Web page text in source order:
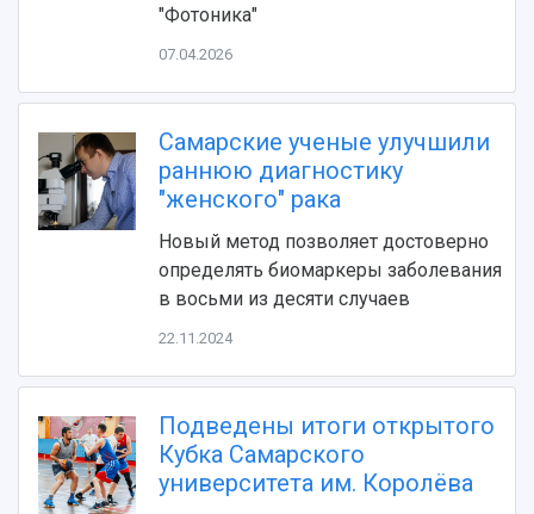
НАЗАД
Об университете
Ключевые факты
Руководство
Наблюдательный совет
Попечительский совет
Ученый совет
Главные новости
Бортжурнал
События
СМИ об университете
Пресс-центр
Образование
Почему я выбираю Самарский университет?
Абитуриенту
Магистратура
Аспирантура
Формы обучения
Учебные планы
Дополнительное образование
Научно-исследовательская деятельность
Основные научные направления
Научные школы и ведущие научные коллективы
Подготовка научных кадров
Конкурс на замещение должностей научных
работников
Научно-технический совет
"Фотоника"
07.04.2026
Самарские ученые улучшили
раннюю диагностику
"женского" рака
Новый метод позволяет достоверно
определять биомаркеры заболевания
в восьми из десяти случаев
22.11.2024
Подведены итоги открытого
Кубка Самарского
университета им. Королёва